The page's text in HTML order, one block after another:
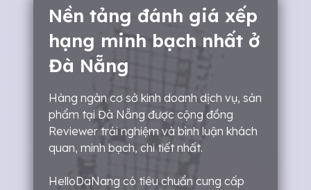
Nền tảng đánh giá xếp
hạng minh bạch nhất ở
Đà Nẵng
Hàng ngàn cơ sở kinh doanh dịch vụ, sản
phẩm tại Đà Nẵng được cộng đồng
Reviewer trải nghiệm và bình luận khách
quan, minh bạch, chi tiết nhất.
HelloDaNang có tiêu chuẩn cung cấp